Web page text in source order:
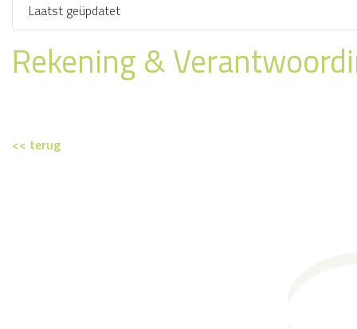
Laatst geüpdatet
Rekening &
<< terug